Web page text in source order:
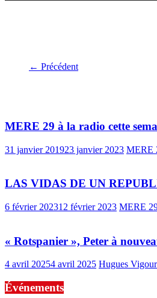
← Précédent
MERE 29 à la radio cette
31 janvier 201923 janvier 2023 MERE
LAS VIDAS DE UN
6 février 202312 février 2023 MERE
« Rotspanier », Peter à
4 avril 20254 avril 2025 Hugues
Événements